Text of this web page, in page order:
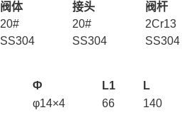
阀体 接头
阀杆
20# 20#
2Cr13
SS304 SS304 SS304
Ф L1
L
φ14×4 66
140